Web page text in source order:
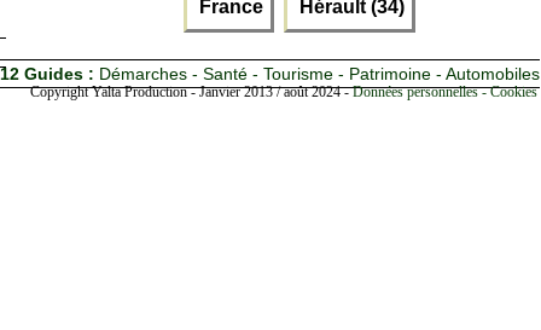
France Hérault (34)
12 Guides : Démarches - Santé - Tourisme - Patrimoine - Automobiles
Copyright Yalta Production - Janvier 2013 / août 2024 -Données personnelles -